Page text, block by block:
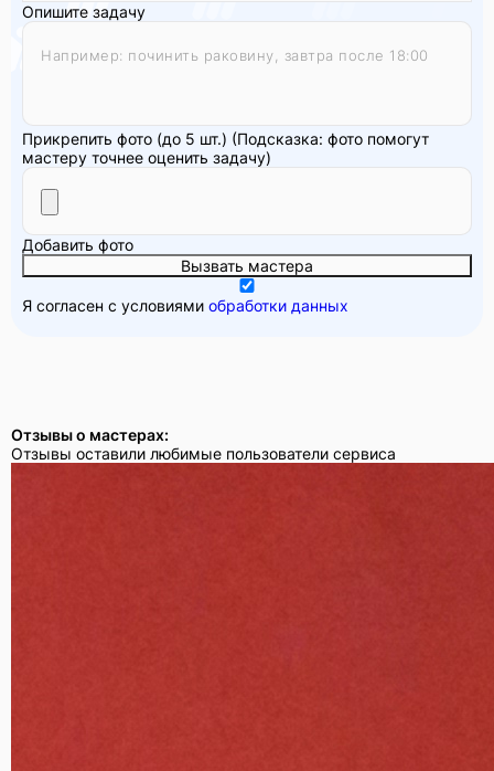
Опишите задачу
Прикрепить фото (до 5 шт.) (Подсказка: фото помогут
мастеру точнее оценить задачу)
Добавить фото
Вызвать мастера
Я согласен с условиями обработки данных
Отзывы о мастерах:
Отзывы оставили любимые пользователи сервиса